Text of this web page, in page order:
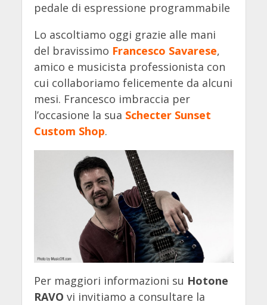
pedale di espressione programmabile
Lo ascoltiamo oggi grazie alle mani
del bravissimo Francesco Savarese,
amico e musicista professionista con
cui collaboriamo felicemente da alcuni
mesi. Francesco imbraccia per
l’occasione la sua Schecter Sunset
Custom Shop.
Per maggiori informazioni su Hotone
RAVO vi invitiamo a consultare la